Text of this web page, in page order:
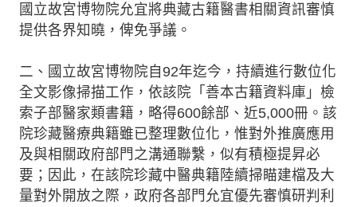
國立故宮博物院允宜將典藏古籍醫書相關資訊審慎
提供各界知曉，俾免爭議。
二、國立故宮博物院自92年迄今，持續進行數位化
全文影像掃描工作，依該院「善本古籍資料庫」檢
索子部醫家類書籍，略得600餘部、近5,000冊。該
院珍藏醫療典籍雖已整理數位化，惟對外推廣應用
及與相關政府部門之溝通聯繫，似有積極提昇必
要；因此，在該院珍藏中醫典籍陸續掃瞄建檔及大
量對外開放之際，政府各部門允宜優先審慎研判利